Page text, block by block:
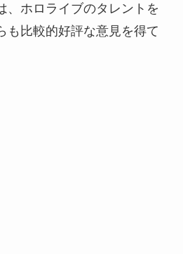
、ホロライブのタレントを
も比較的好評な意見を得て